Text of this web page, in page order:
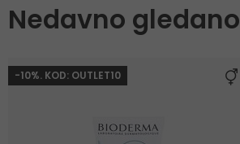
Nedavno gledano
-10%. KOD: OUTLET10